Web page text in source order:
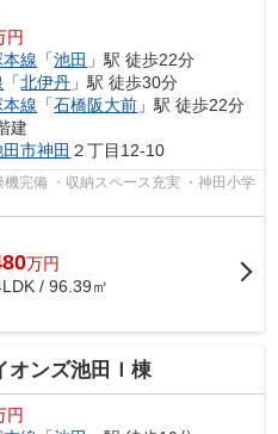
円
本線 「池田 」駅 徒歩22分
「北伊丹 」駅 徒歩30分
本線 「石橋阪大前 」駅 徒歩22分
建
田市神田 ２丁目12-10
完備 ・収納スペース充実 ・神田小学
万円
/ 96.39㎡
オンズ池田Ｉ棟
円